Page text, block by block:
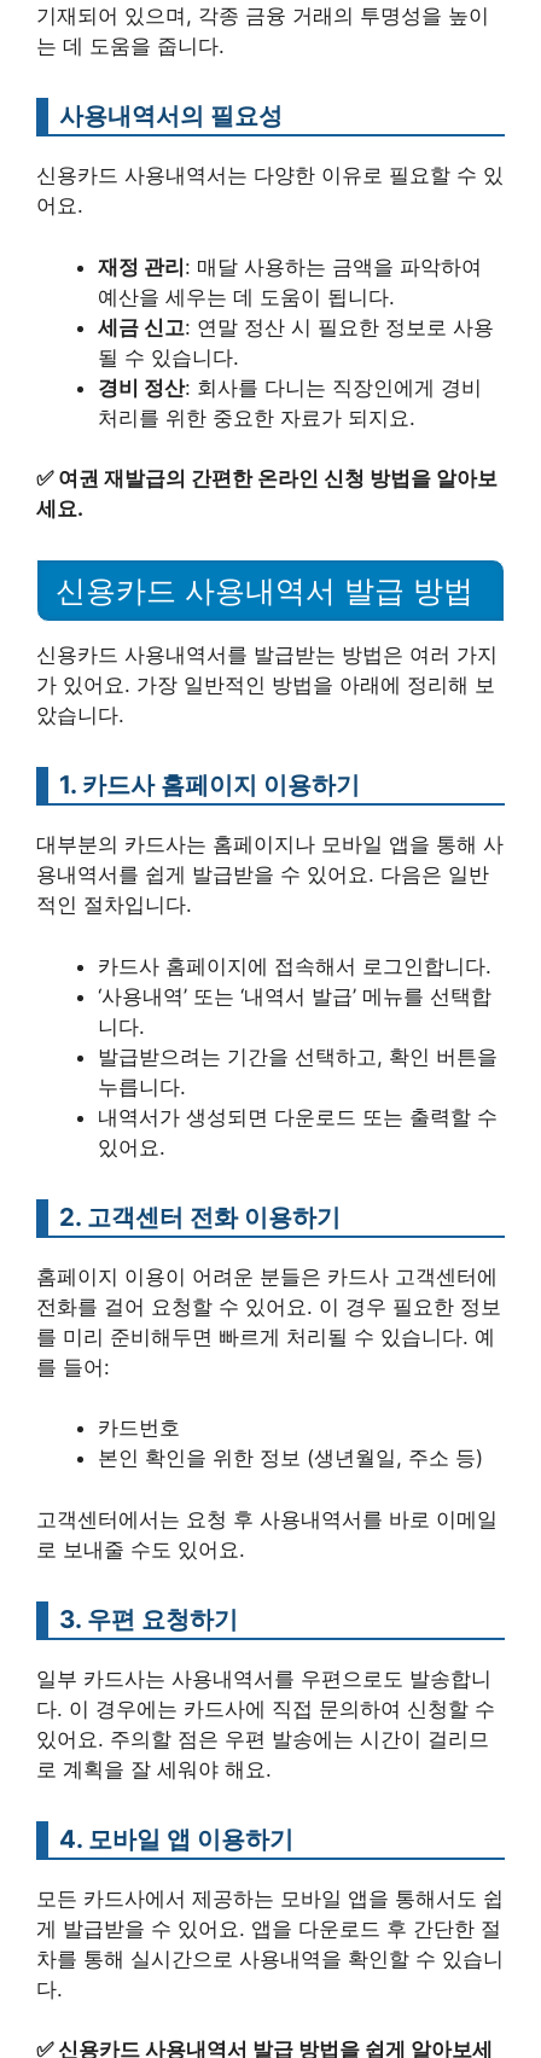
기재되어 있으며, 각종 금융 거래의 투명성을 높이
는 데 도움을 줍니다.
사용내역서의 필요성
신용카드 사용내역서는 다양한 이유로 필요할 수 있
어요.
재정 관리: 매달 사용하는 금액을 파악하여
예산을 세우는 데 도움이 됩니다.
세금 신고: 연말 정산 시 필요한 정보로 사용
될 수 있습니다.
경비 정산: 회사를 다니는 직장인에게 경비
처리를 위한 중요한 자료가 되지요.
✅ 여권 재발급의 간편한 온라인 신청 방법을 알아보
세요.
신용카드 사용내역서 발급 방법
신용카드 사용내역서를 발급받는 방법은 여러 가지
가 있어요. 가장 일반적인 방법을 아래에 정리해 보
았습니다.
1. 카드사 홈페이지 이용하기
대부분의 카드사는 홈페이지나 모바일 앱을 통해 사
용내역서를 쉽게 발급받을 수 있어요. 다음은 일반
적인 절차입니다.
카드사 홈페이지에 접속해서 로그인합니다.
‘사용내역’ 또는 ‘내역서 발급’ 메뉴를 선택합
니다.
발급받으려는 기간을 선택하고, 확인 버튼을
누릅니다.
내역서가 생성되면 다운로드 또는 출력할 수
있어요.
2. 고객센터 전화 이용하기
홈페이지 이용이 어려운 분들은 카드사 고객센터에
전화를 걸어 요청할 수 있어요. 이 경우 필요한 정보
를 미리 준비해두면 빠르게 처리될 수 있습니다. 예
를 들어:
카드번호
본인 확인을 위한 정보 (생년월일, 주소 등)
고객센터에서는 요청 후 사용내역서를 바로 이메일
로 보내줄 수도 있어요.
3. 우편 요청하기
일부 카드사는 사용내역서를 우편으로도 발송합니
다. 이 경우에는 카드사에 직접 문의하여 신청할 수
있어요. 주의할 점은 우편 발송에는 시간이 걸리므
로 계획을 잘 세워야 해요.
4. 모바일 앱 이용하기
모든 카드사에서 제공하는 모바일 앱을 통해서도 쉽
게 발급받을 수 있어요. 앱을 다운로드 후 간단한 절
차를 통해 실시간으로 사용내역을 확인할 수 있습니
다.
✅신용카드 사용내역서 발급 방법을 쉽게 알아보세